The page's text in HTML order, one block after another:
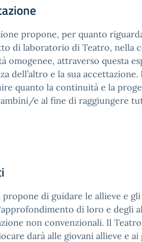
propone, per quanto
di laboratorio di Teatro, nella
omogenee, attraverso questa
dell’altro e la sua
quanto la continuità e la
e al fine di raggiungere
propone di guidare le allieve e
di loro e degli
non convenzionali. Il
darà alle giovani allieve e